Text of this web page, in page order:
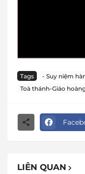
Tags - Suy niệm
Toà thánh-Giáo
LIÊN QUAN